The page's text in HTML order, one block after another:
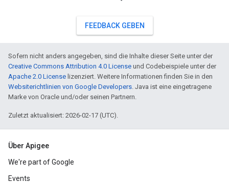
FEEDBACK GEBEN
Sofern nicht anders angegeben, sind die Inhalte dieser Seite unter der
Creative Commons Attribution 4.0 License und Codebeispiele unter der
Apache 2.0 License lizenziert. Weitere Informationen finden Sie in den
Websiterichtlinien von Google Developers. Java ist eine eingetragene
Marke von Oracle und/oder seinen Partnern.
Zuletzt aktualisiert: 2026-02-17 (UTC).
Über Apigee
We're part of Google
Events